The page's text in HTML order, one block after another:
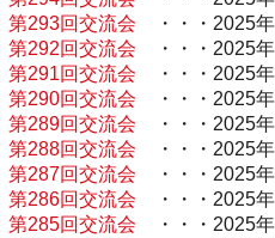
第293回交流会 ・・・2025
第292回交流会 ・・・2025
第291回交流会 ・・・2025
第290回交流会 ・・・2025
第289回交流会 ・・・2025
第288回交流会 ・・・2025
第287回交流会 ・・・2025
第286回交流会 ・・・2025
第285回交流会 ・・・2025